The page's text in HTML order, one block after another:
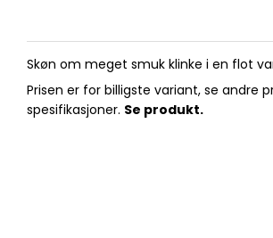
Skøn om meget smuk klinke i en flot
Prisen er for billigste variant, se andre
spesifikasjoner. Se produkt.